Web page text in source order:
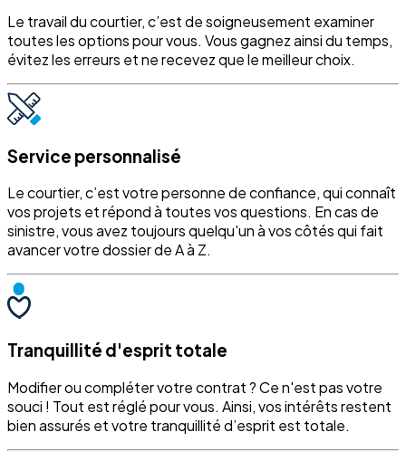
Le travail du courtier, c’est de soigneusement examiner
toutes les options pour vous. Vous gagnez ainsi du temps,
évitez les erreurs et ne recevez que le meilleur choix.
Service personnalisé
Le courtier, c’est votre personne de confiance, qui connaît
vos projets et répond à toutes vos questions. En cas de
sinistre, vous avez toujours quelqu'un à vos côtés qui fait
avancer votre dossier de A à Z.
Tranquillité d'esprit totale
Modifier ou compléter votre contrat ? Ce n'est pas votre
souci ! Tout est réglé pour vous. Ainsi, vos intérêts restent
bien assurés et votre tranquillité d’esprit est totale.